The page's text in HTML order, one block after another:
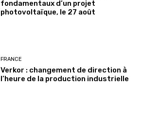
fondamentaux d’un projet
photovoltaïque, le 27 août
FRANCE
Verkor : changement de direction à
l’heure de la production industrielle